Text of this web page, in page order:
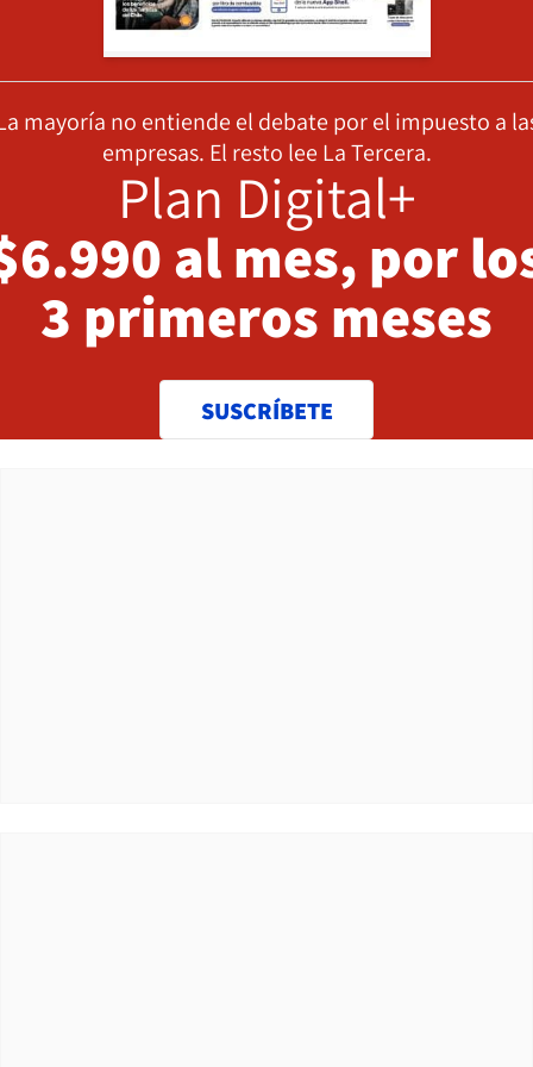
mayoría no entiende el debate por el impuesto a
empresas. El resto lee La Tercera.
Plan Digital+
al mes, por
3 primeros meses
SUSCRÍBETE